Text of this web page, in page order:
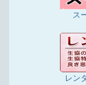
ス
レン